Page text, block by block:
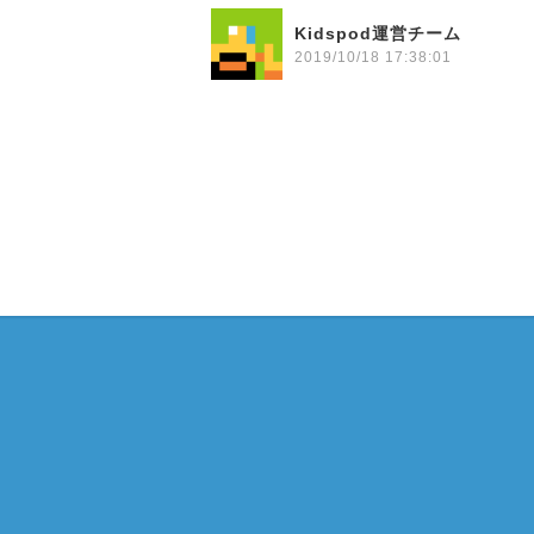
Kidspod運営チーム
2019/10/18 17:38:01